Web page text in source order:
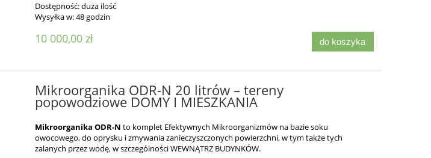
Dostępność:duża ilość
Wysyłka w:48 godzin
10 000,00 zł do koszyka
Mikroorganika ODR-N 20 litrów – tereny
popowodziowe DOMY I MIESZKANIA
Mikroorganika ODR-N to komplet Efektywnych Mikroorganizmów na bazie soku
owocowego, do oprysku i zmywania zanieczyszczonych powierzchni, w tym także tych
zalanych przez wodę, w szczególności WEWNĄTRZ BUDYNKÓW.